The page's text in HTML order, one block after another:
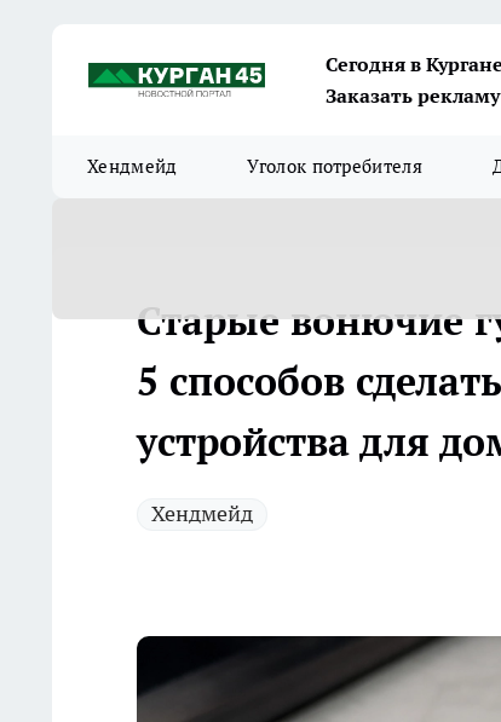
Сегодня в Кургане
Заказать рекламу
Хендмейд Уголок потребителя
Старые вонючие
5 способов
устройства для
Хендмейд